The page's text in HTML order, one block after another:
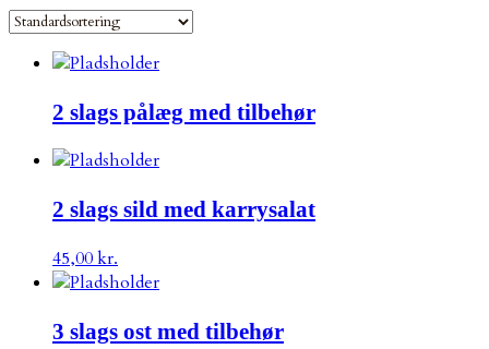
2 slags pålæg med tilbehør
2 slags sild med karrysalat
45,00kr.
3 slags ost med tilbehør